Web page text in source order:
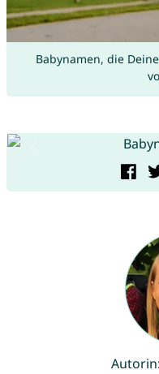
Babynamen, die
Autorin: